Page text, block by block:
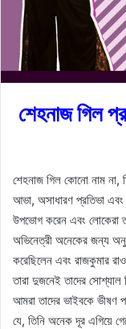
শেহনাজ গিল
শেহনাজ গিল কোনো নাম না,
আভা, অসাধারণ প্রতিভা
উপভোগ করেন এবং লোকেরা
অভিনেত্রী অনেকের জন্য
করেছিলেন এবং রাজকুমার
তারা দুজনেই তাদের সোশ্যাল
আমরা তাদের ভাইবকে ভীষণ
যে, তিনি অনেক দূর এগিয়ে